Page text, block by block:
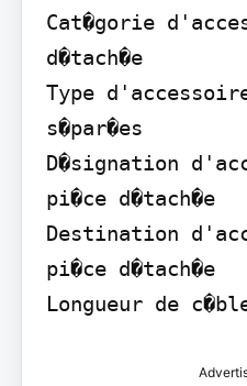
Cat�gorie
d�tach�e
Type
s�par�es
D�signation
pi�ce d�tach�e
Destination
pi�ce d�tach�e